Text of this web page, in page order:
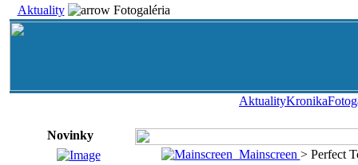
Aktuality Fotogaléria
AktualityKronika
Novinky
Mainscreen > Perfect